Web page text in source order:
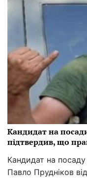
Кандидат на
підтвердив, що
Кандидат на
Павло Прудніков